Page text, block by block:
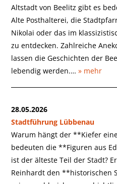
Altstadt von Beelitz gibt es
Alte Posthalterei, die
Nikolai oder das im
zu entdecken. Zahlreiche
lassen die Geschichten der
lebendig werden.…» mehr
28.05.2026
Stadtführung Lübbenau
Warum hängt der **Kiefer
bedeuten die **Figuren aus
ist der älteste Teil der Stadt?
Reinhardt den **historischen